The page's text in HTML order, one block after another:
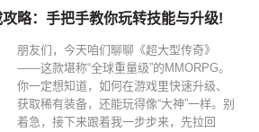
略：手把手教你玩转技能与升级!
朋友们，今天咱们聊聊《超大型传奇》
——这款堪称“全球重量级”的MMORPG。
你一定想知道，如何在游戏里快速升级、
获取稀有装备，还能玩得像“大神”一样。别
着急，接下来跟着我一步步来，先拉回